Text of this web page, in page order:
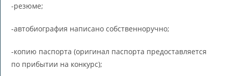
-резюме;
-автобиография написано собственноручно;
-копию паспорта (оригинал паспорта предоставляется
по прибытии на конкурс);